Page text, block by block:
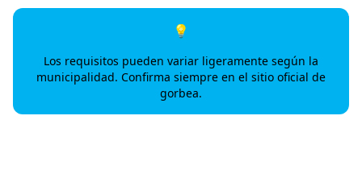
💡
Los requisitos pueden variar ligeramente según la
municipalidad. Confirma siempre en el sitio oficial de
gorbea.